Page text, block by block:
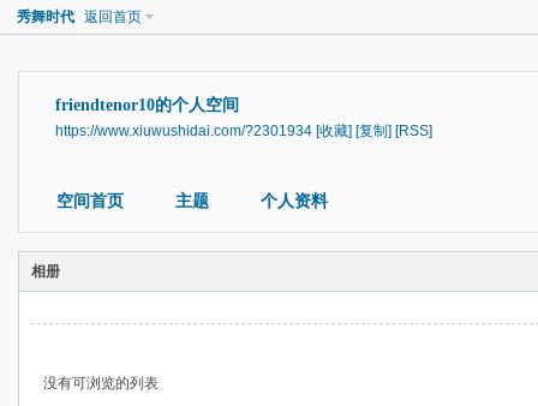
秀舞时代 返回首页
friendtenor10的个人空间
https://www.xiuwushidai.com/?2301934 [收藏] [复制] [RSS]
空间首页 主题 个人资料
相册
没有可浏览的列表